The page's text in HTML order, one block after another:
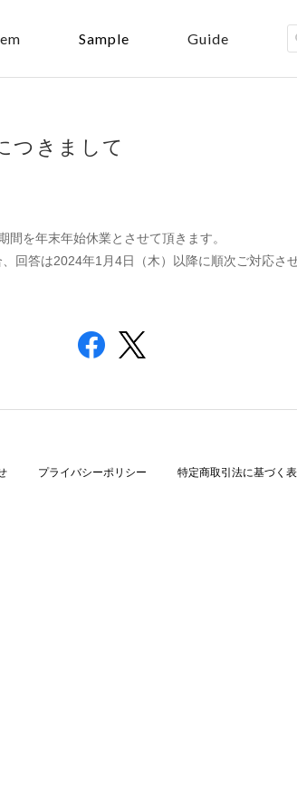
Sample Guide
つきまして
を年末年始休業とさせて頂きます。
回答は2024年1月4日（木）以降に順次ご対応させ
プライバシーポリシー 特定商取引法に基づく